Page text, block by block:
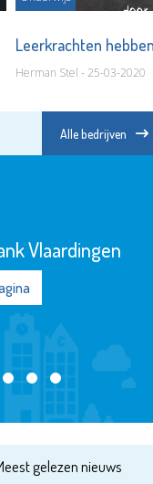
Leerkrachten
Herman Stel - 25-03-2020
Alle bedrijven
Vlaardingen
gelezen nieuws